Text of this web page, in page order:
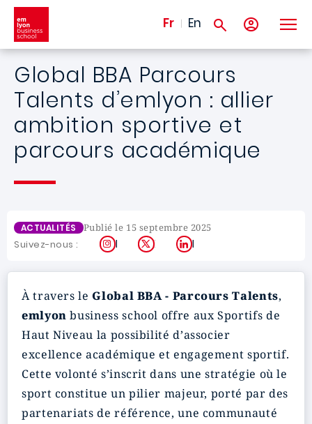
Aller au contenu principal
Fr En
Global BBA Parcours
Talents d’emlyon : allier
ambition sportive et
parcours académique
ACTUALITÉS Publié le 15 septembre 2025
Suivez-nous : Instagram
X LinkedIn
À travers leGlobal BBA - Parcours Talents,
emlyon business school offre aux Sportifs de
Haut Niveau la possibilité d’associer
excellence académique et engagement sportif.
Cette volonté s’inscrit dans une stratégie où le
sport constitue un pilier majeur, porté par des
partenariats de référence, une communauté